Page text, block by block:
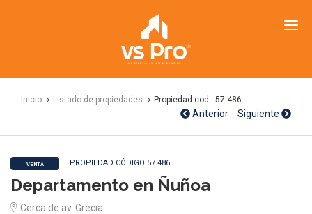
Propiedades
Inicio Listado de propiedades Propiedad cod.: 57.486
Anterior Siguiente
VENTA PROPIEDAD CÓDIGO 57.486
Departamento en Ñuñoa
Cerca de av. Grecia